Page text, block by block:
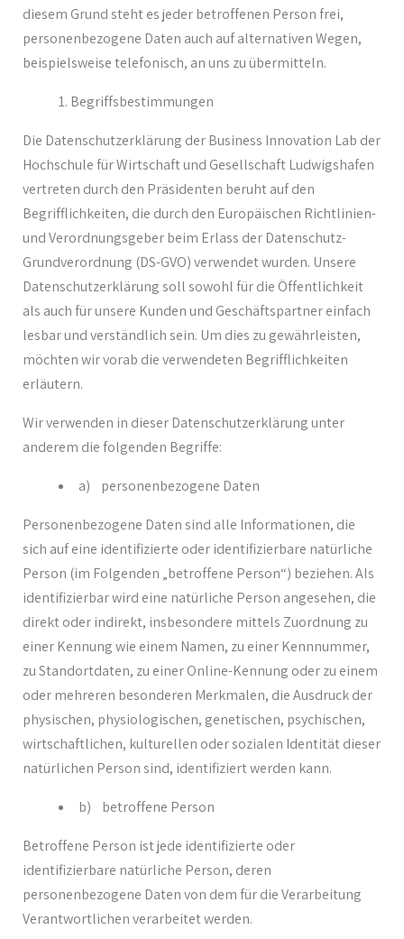
diesem Grund steht es jeder betroffenen Person frei,
personenbezogene Daten auch auf alternativen Wegen,
beispielsweise telefonisch, an uns zu übermitteln.
Begriffsbestimmungen
Die Datenschutzerklärung der Business Innovation Lab der
Hochschule für Wirtschaft und Gesellschaft Ludwigshafen
vertreten durch den Präsidenten beruht auf den
Begrifflichkeiten, die durch den Europäischen Richtlinien-
und Verordnungsgeber beim Erlass der Datenschutz-
Grundverordnung (DS-GVO) verwendet wurden. Unsere
Datenschutzerklärung soll sowohl für die Öffentlichkeit
als auch für unsere Kunden und Geschäftspartner einfach
lesbar und verständlich sein. Um dies zu gewährleisten,
möchten wir vorab die verwendeten Begrifflichkeiten
erläutern.
Wir verwenden in dieser Datenschutzerklärung unter
anderem die folgenden Begriffe:
a) personenbezogene Daten
Personenbezogene Daten sind alle Informationen, die
sich auf eine identifizierte oder identifizierbare natürliche
Person (im Folgenden „betroffene Person“) beziehen. Als
identifizierbar wird eine natürliche Person angesehen, die
direkt oder indirekt, insbesondere mittels Zuordnung zu
einer Kennung wie einem Namen, zu einer Kennnummer,
zu Standortdaten, zu einer Online-Kennung oder zu einem
oder mehreren besonderen Merkmalen, die Ausdruck der
physischen, physiologischen, genetischen, psychischen,
wirtschaftlichen, kulturellen oder sozialen Identität dieser
natürlichen Person sind, identifiziert werden kann.
b) betroffene Person
Betroffene Person ist jede identifizierte oder
identifizierbare natürliche Person, deren
personenbezogene Daten von dem für die Verarbeitung
Verantwortlichen verarbeitet werden.